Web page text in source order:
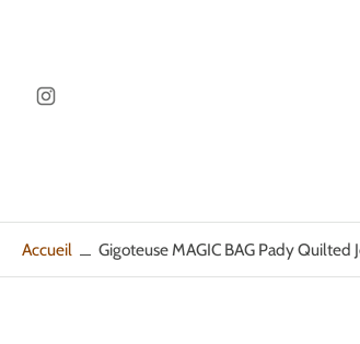
Accueil Gigoteuse MAGIC BAG Pady Quilted